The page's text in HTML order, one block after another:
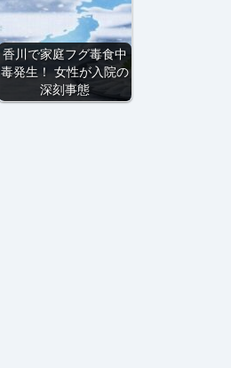
香川で家庭フグ毒食中
毒発生！ 女性が入院の
深刻事態